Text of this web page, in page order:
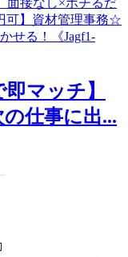
即マッチ】
仕事に出...